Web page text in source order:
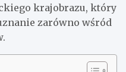
krajobrazu, który
zarówno wśród